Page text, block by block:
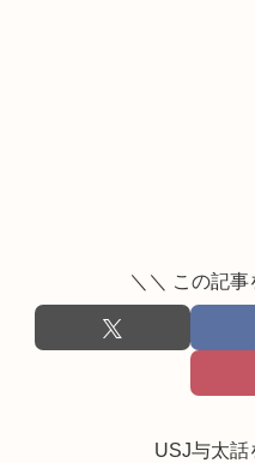
＼＼ この記
USJ与太話